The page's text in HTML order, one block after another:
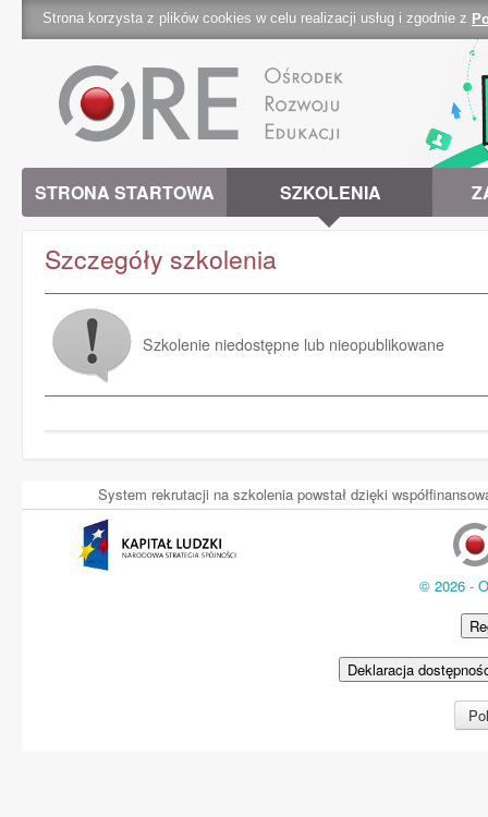
Strona korzysta z plików cookies w celu realizacji usług i zgodnie z
STRONA STARTOWA SZKOLENIA
Szczegóły szkolenia
Szkolenie niedostępne lub nieopublikowane
System rekrutacji na szkolenia powstał dzięki
© 2026 -
Deklaracja